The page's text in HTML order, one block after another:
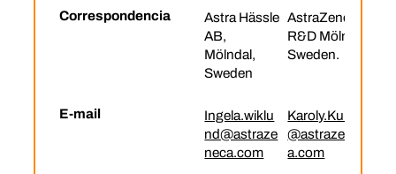
Correspondencia
Astra Hässle
AB,
Mölndal,
Sweden
AstraZeneca
R&D Mölndal,
Sweden.
E-mail
Ingela.wiklu
nd@astraze
neca.com
Karoly.Kulich
@astrazenec
a.com